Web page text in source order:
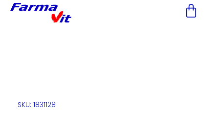
Nota:
accesibilidad.
SKU: 1831128